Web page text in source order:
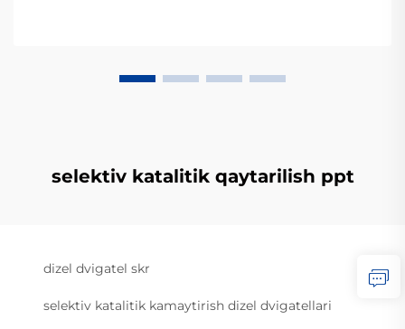
selektiv katalitik qaytarilish ppt
dizel dvigatel skr
selektiv katalitik kamaytirish dizel dvigatellari